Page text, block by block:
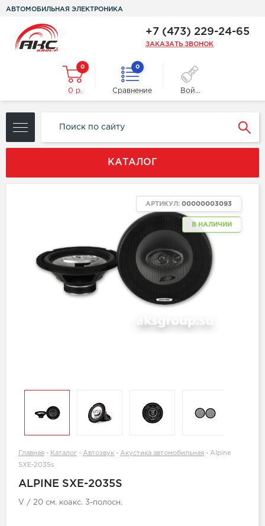
АВТОМОБИЛЬНАЯ ЭЛЕКТРОНИКА
+7 (473) 229-24-65
ЗАКАЗАТЬ ЗВОНОК
0
0 р.
0
Сравнение Войти
КАТАЛОГ
В НАЛИЧИИ
АРТИКУЛ: 00000003093
Главная - Каталог - Автозвук - Акустика автомобильная - Alpine
SXE-2035s
ALPINE SXE-2035S
V / 20 см. коакс. 3-полосн.